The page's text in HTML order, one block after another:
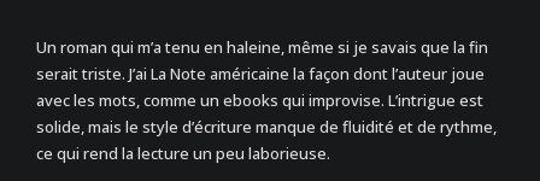
Un roman qui m’a tenu en haleine, même si je savais que la fin
serait triste. J’ai La Note américaine la façon dont l’auteur joue
avec les mots, comme un ebooks qui improvise. L’intrigue est
solide, mais le style d’écriture manque de fluidité et de rythme,
ce qui rend la lecture un peu laborieuse.